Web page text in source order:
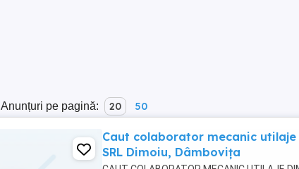
Anunțuri pe pagină: 20 50
Caut colaborator mecanic utilaje
SRL Dimoiu, Dâmbovița